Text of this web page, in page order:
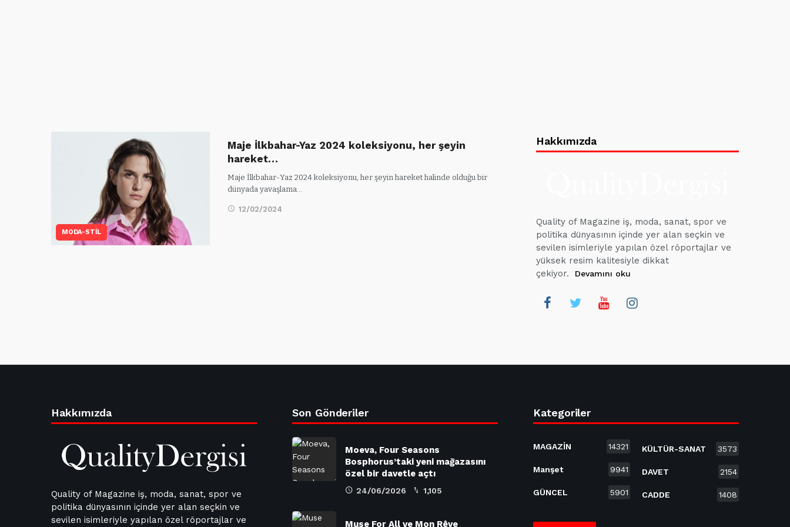
MODA-STİL
Maje İlkbahar-Yaz 2024 koleksiyonu, her şeyin
hareket…
Maje İlkbahar-Yaz 2024 koleksiyonu, her şeyin hareket halinde olduğu bir
dünyada yavaşlama…
12/02/2024
Hakkımızda
Quality of Magazine iş, moda, sanat, spor ve
politika dünyasının içinde yer alan seçkin ve
sevilen isimleriyle yapılan özel röportajlar ve
yüksek resim kalitesiyle dikkat
çekiyor.
Devamını oku
Hakkımızda
Quality of Magazine iş, moda, sanat, spor ve
politika dünyasının içinde yer alan seçkin ve
sevilen isimleriyle yapılan özel röportajlar ve
Son Gönderiler
Moeva, Four Seasons
Bosphorus’taki yeni mağazasını
özel bir davetle açtı
24/06/2026 1,105
Muse For All ve Mon Rêve
Kategoriler
MAGAZİN 14321
Manşet 9941
GÜNCEL 5901
KÜLTÜR-SANAT 3573
DAVET 2154
CADDE 1408